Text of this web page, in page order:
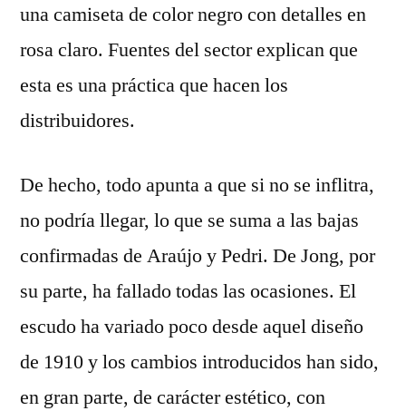
una camiseta de color negro con detalles en
rosa claro. Fuentes del sector explican que
esta es una práctica que hacen los
distribuidores.
De hecho, todo apunta a que si no se inflitra,
no podría llegar, lo que se suma a las bajas
confirmadas de Araújo y Pedri. De Jong, por
su parte, ha fallado todas las ocasiones. El
escudo ha variado poco desde aquel diseño
de 1910 y los cambios introducidos han sido,
en gran parte, de carácter estético, con